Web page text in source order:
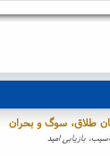
طلاق، سوگ و بحران
آسیب، بازیابی امید